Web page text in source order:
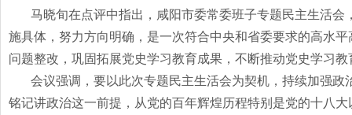
马晓旬在点评中指出，咸阳市委常委班子专题民主生活
施具体，努力方向明确，是一次符合中央和省委要求的高水
问题整改，巩固拓展党史学习教育成果，不断推动党史学习
会议强调，要以此次专题民主生活会为契机，持续加强
铭记讲政治这一前提，从党的百年辉煌历程特别是党的十八